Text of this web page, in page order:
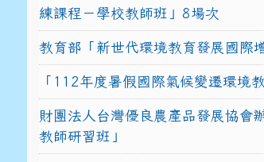
練課程－學校教師班」8場次
教育部「新世代環境教育發展國際
「112年度暑假國際氣候變遷環境
財團法人台灣優良農產品發展協會
教師研習班」